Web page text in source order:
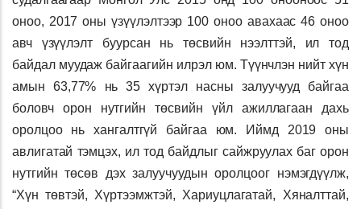
оноо, 2017 оны үзүүлэлтээр 100 оноо авахаас 46 оноо
авч үзүүлэлт буурсан нь төсвийн нээлттэй, ил тод
байдал муудаж байгаагийн илрэл юм. Түүнчлэн нийт хүн
амын 63,77% нь 35 хүртэл насны залуучууд байгаа
боловч орон нутгийн төсвийн үйл ажиллагаан дахь
оролцоо нь хангалтгүй байгаа юм. Иймд 2019 оны
авлигатай тэмцэх, ил тод байдлыг сайжруулах баг орон
нутгийн төсөв дэх залуучуудын оролцоог нэмэгдүүлж,
“Хүн төвтэй, Хүртээмжтэй, Хариуцлагатай, Хяналттай,